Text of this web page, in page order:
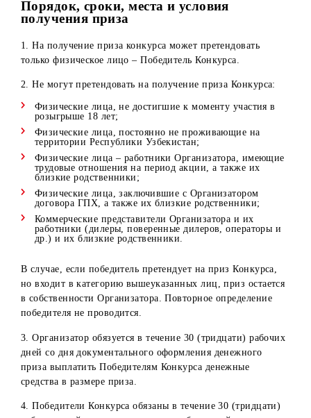
6. Не допускаются в Конкурсе комментарии, содержащие
грубые выражения, нецензурную лексику, гневные
высказывания, оскорбления и т.д.
сетях вправе отстранять от участия в Конкурсе
при выявлении случаев мошенничества (указание
аккаунтов знаменитостей, юридических лиц, попытки
многократного участия в Конкурсе посредством схожих
(одинаковых) аккаунтов, использование фейковых
аккаунтов и т.д.)
Информация о сервисах Lizaonair
Lizaonair – онлайн-сервис по автоматическому
случайных (рандомных) победителей в Instagram.
сервера и технические возможности которого находятся
территории третьих стран.
получения приза
1. На получение приза конкурса может претендовать
только физическое лицо – Победитель Конкурса.
2. Не могут претендовать на получение приза Конкурса: